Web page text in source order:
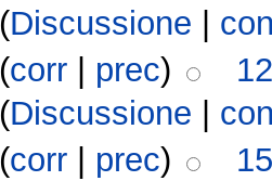
(Discussione |
(corr prec)
(Discussione
(corr prec)